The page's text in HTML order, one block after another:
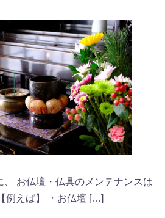
お仏壇・仏具のメンテナンスは
例えば】 ・お仏壇 […]